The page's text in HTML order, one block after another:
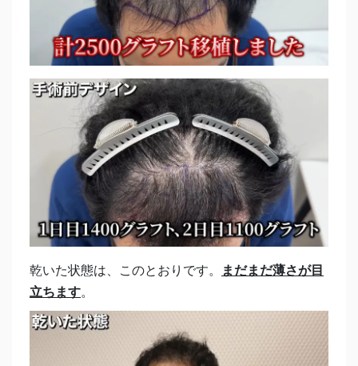
乾いた状態は、このとおりです。
まだまだ薄さが目
立ちます。